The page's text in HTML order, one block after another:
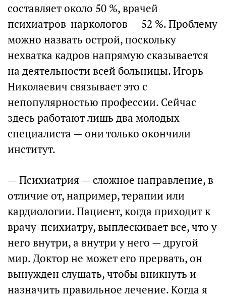
составляет около 50 %, врачей
психиатров-наркологов — 52 %. Проблему
можно назвать острой, поскольку
нехватка кадров напрямую сказывается
на деятельности всей больницы. Игорь
Николаевич связывает это с
непопулярностью профессии. Сейчас
здесь работают лишь два молодых
специалиста — они только окончили
институт.
— Психиатрия — сложное направление, в
отличие от, например, терапии или
кардиологии. Пациент, когда приходит к
врачу-психиатру, выплескивает все, что у
него внутри, а внутри у него — другой
мир. Доктор не может его прервать, он
вынужден слушать, чтобы вникнуть и
назначить правильное лечение. Когда я